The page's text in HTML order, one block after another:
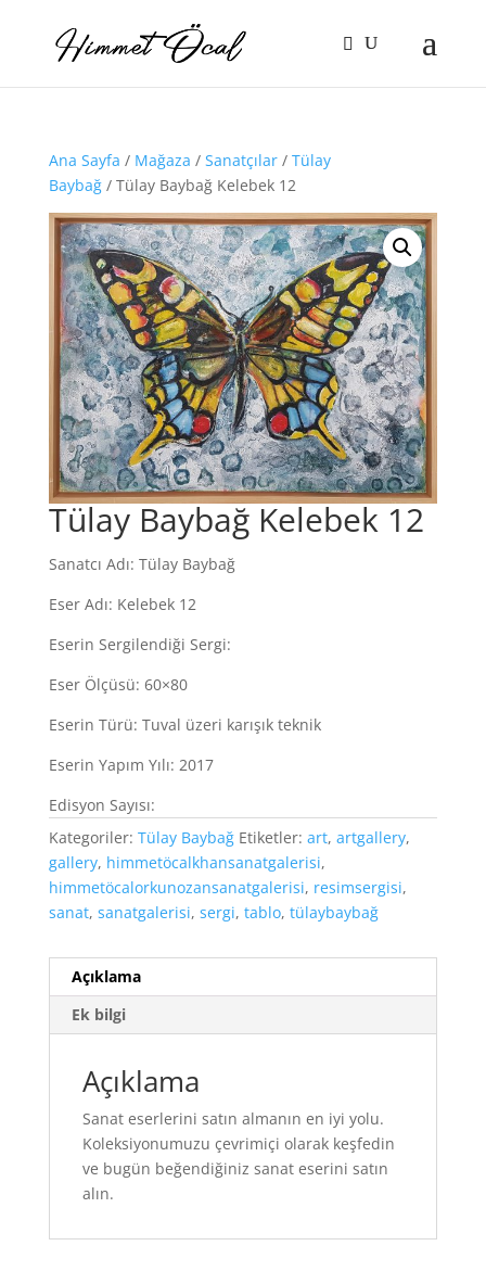
Ana Sayfa / Mağaza / Sanatçılar/ Tülay
Baybağ/ Tülay Baybağ Kelebek 12
Tülay Baybağ Kelebek 12
Sanatcı Adı: Tülay Baybağ
Eser Adı: Kelebek 12
Eserin Sergilendiği Sergi:
Eser Ölçüsü: 60×80
Eserin Türü: Tuval üzeri karışık teknik
Eserin Yapım Yılı: 2017
Edisyon Sayısı:
Kategoriler: Tülay Baybağ Etiketler: art, artgallery,
gallery, himmetöcalkhansanatgalerisi,
himmetöcalorkunozansanatgalerisi, resimsergisi,
sanat, sanatgalerisi, sergi, tablo, tülaybaybağ
Açıklama
Ek bilgi
Açıklama
Sanat eserlerini satın almanın en iyi yolu.
Koleksiyonumuzu çevrimiçi olarak keşfedin
ve bugün beğendiğiniz sanat eserini satın
alın.